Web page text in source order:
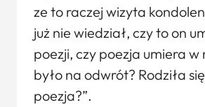
ze to raczej wizyta
już nie wiedział, czy to on
poezji, czy poezja umiera w
było na odwrót? Rodziła
poezja?”.